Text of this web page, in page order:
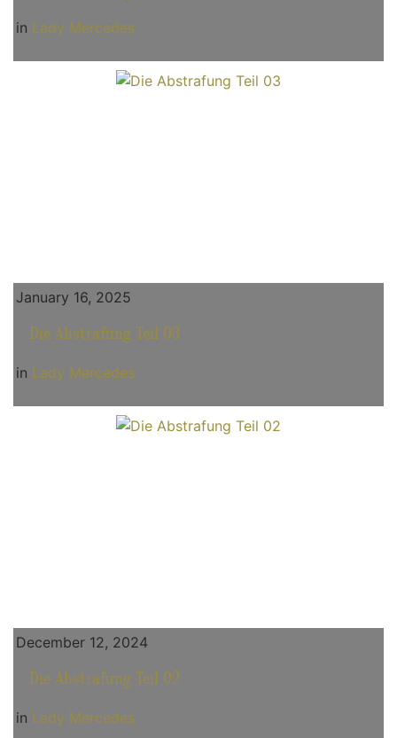
in Lady Mercedes
January 16, 2025
Die Abstrafung Teil 03
in Lady Mercedes
December 12, 2024
Die Abstrafung Teil 02
in Lady Mercedes